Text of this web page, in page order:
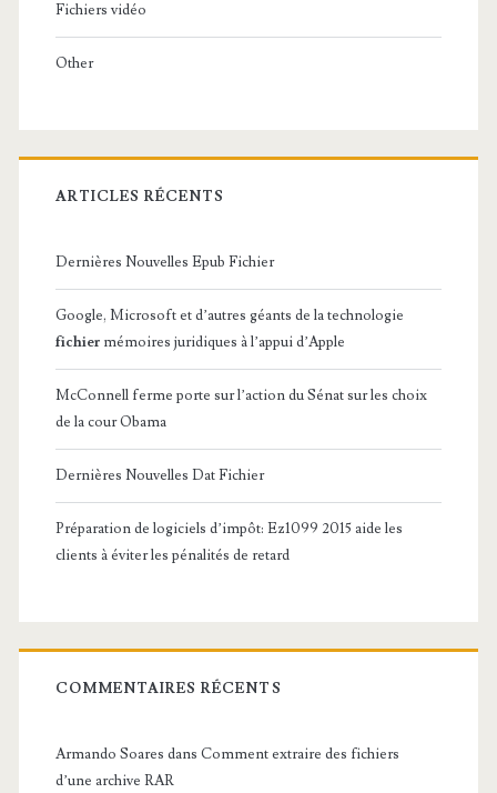
Fichiers vidéo
Other
ARTICLES RÉCENTS
Dernières Nouvelles Epub Fichier
Google, Microsoft et d’autres géants de la technologie
fichier mémoires juridiques à l’appui d’Apple
McConnell ferme porte sur l’action du Sénat sur les choix
de la cour Obama
Dernières Nouvelles Dat Fichier
Préparation de logiciels d’impôt: Ez1099 2015 aide les
clients à éviter les pénalités de retard
COMMENTAIRES RÉCENTS
Armando Soares dans Comment extraire des fichiers
d’une archive RAR